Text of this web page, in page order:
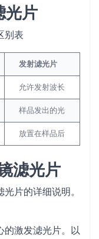
光片
别表
发射滤光片
允许发射波长
样品发出的光
放置在样品后
滤光片
片的详细说明。
的激发滤光片。以